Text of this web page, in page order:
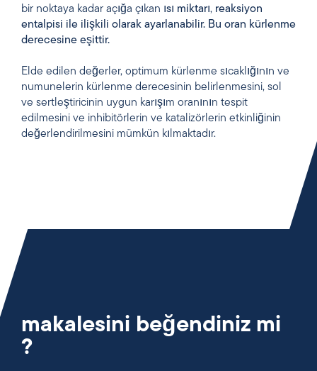
bir noktaya kadar açığa çıkan ısı miktarı, reaksiyon
entalpisi ile ilişkili olarak ayarlanabilir. Bu oran kürlenme
derecesine eşittir.
Elde edilen değerler, optimum kürlenme sıcaklığının ve
numunelerin kürlenme derecesinin belirlenmesini, sol
ve sertleştiricinin uygun karışım oranının tespit
edilmesini ve inhibitörlerin ve katalizörlerin etkinliğinin
değerlendirilmesini mümkün kılmaktadır.
makalesini beğendiniz mi
?